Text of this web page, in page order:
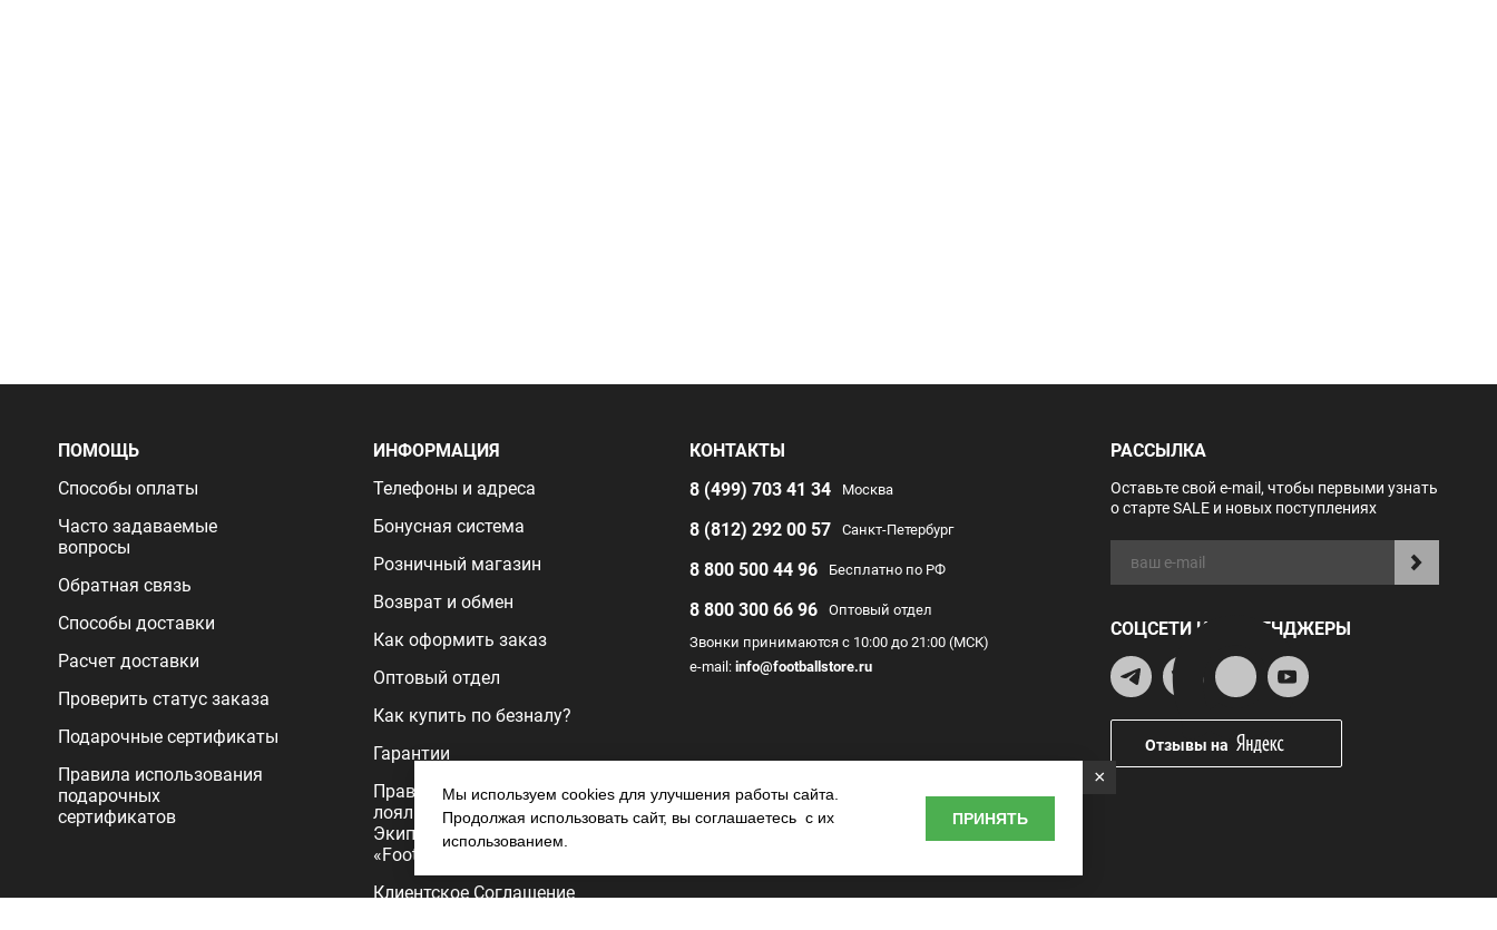
ПОМОЩЬ
Способы оплаты
Часто задаваемые
вопросы
Обратная связь
Способы доставки
Расчет доставки
Проверить статус заказа
Подарочные сертификаты
Правила использования
подарочных
сертификатов
ИНФОРМАЦИЯ
Телефоны и адреса
Бонусная система
Розничный магазин
Возврат и обмен
Как оформить заказ
Оптовый отдел
Как купить по безналу?
Гарантии
Правила программы
лояльности
Экипировочного центра
«FootballStore»
Клиентское Соглашение
КОНТАКТЫ
8 (499) 703 41 34
Москва
8 (812) 292 00 57 Санкт-Петербург
8 800 500 44 96 Бесплатно по РФ
8 800 300 66 96
Оптовый отдел
Звонки принимаются с 10:00 до 21:00 (МСК)
e-mail: info@footballstore.ru
РАССЫЛКА
Оставьте свой e-mail, чтобы первыми узнать
о старте SALE и новых поступлениях
СОЦСЕТИ И МЕССЕНДЖЕРЫ
Отзывы на
×
Мы используем cookies для улучшения работы сайта.
Продолжая использовать сайт, вы соглашаетесь с их
использованием.
ПРИНЯТЬ